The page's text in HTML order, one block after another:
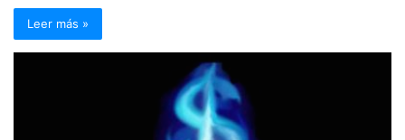
Leer más »